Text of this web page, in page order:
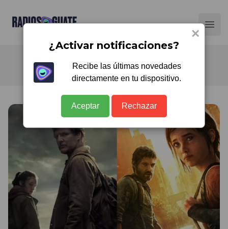
Radios Guate
×
¿Activar notificaciones?
Recibe las últimas novedades
directamente en tu dispositivo.
Aceptar Rechazar